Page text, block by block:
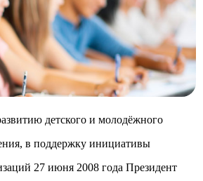
детского и молодёжного
в поддержку инициативы
27 июня 2008 года Президент